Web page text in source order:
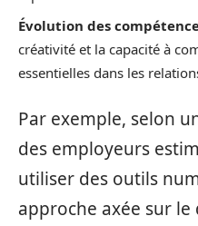
Évolution des
créativité et la capacité à
essentielles dans les
Par exemple, selon
des employeurs
utiliser des outils
approche axée sur